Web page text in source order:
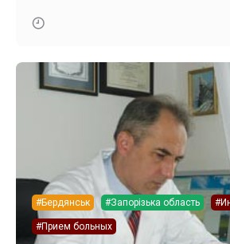
#Бердянськ #Запорізька область
#Прием больных